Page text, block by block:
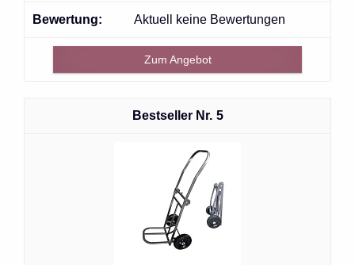
Aktuell keine Bewertungen
Zum Angebot
5